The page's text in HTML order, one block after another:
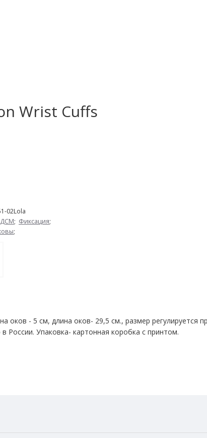
Wrist Cuffs
02Lola
; Фиксация;
;
- 5 см, длина оков- 29,5 см., размер регулируется
Упаковка- картонная коробка с принтом.